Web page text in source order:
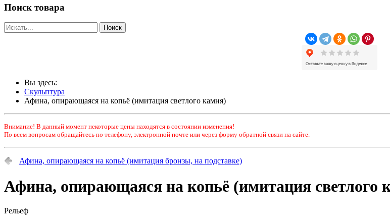
Поиск товара
Вы здесь:
Скульптура
Афина, опирающаяся на копьё (имитация светлого камня)
Внимание! В данный момент некоторые цены находятся в состоянии изменения!
По всем вопросам обращайтесь по телефону, электронной почте или через форму обратной связи на сайте.
Афина, опирающаяся на копьё (имитация бронзы, на подставке)
Афина, опирающаяся на копьё (имитация светлого
Рельеф